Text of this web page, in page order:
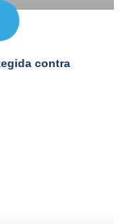
contra